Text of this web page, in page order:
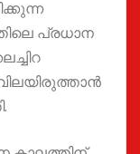
പ്രധാന